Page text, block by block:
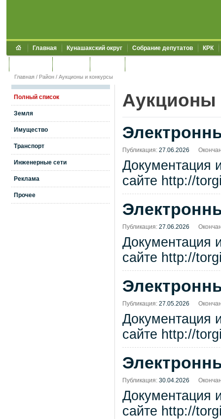
Главная Кунашакский округ Собрание депутатов КРК
Главная / Район / Аукционы и конкурсы
Полный список
Земля
Имущество
Транспорт
Инженерные сети
Реклама
Прочее
Аукционы
Публикация: 27.06.2026
Документация
сайте http://
Публикация: 27.06.2026
Документация
сайте http://
Публикация: 27.05.2026
Документация
сайте http://
Публикация: 30.04.2026
Документация
сайте http://